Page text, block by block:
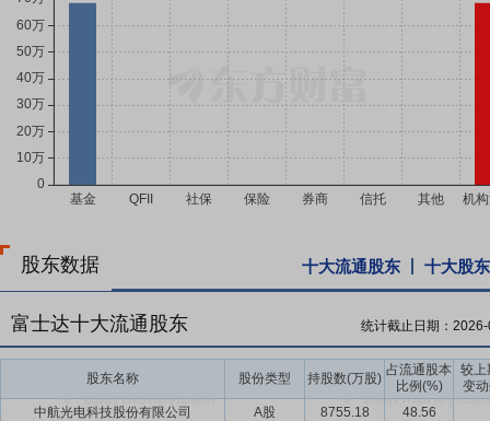
股东数据 十大流通股东 十大股东
富士达十大流通股东 统计截止日期：
股东名称 股份类型 持股数(万股)
占流通股本
比例(%)
较上
变
中航光电科技股份有限公司
A股 8755.18
48.56